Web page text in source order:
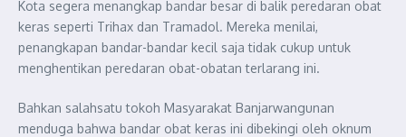
Kota segera menangkap bandar besar di balik peredaran obat
keras seperti Trihax dan Tramadol. Mereka menilai,
penangkapan bandar-bandar kecil saja tidak cukup untuk
menghentikan peredaran obat-obatan terlarang ini.
Bahkan salahsatu tokoh Masyarakat Banjarwangunan
menduga bahwa bandar obat keras ini dibekingi oleh oknum